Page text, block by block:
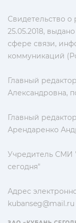
Свидетельство
25.05.2018,
сфере связи,
коммуникаций
Главный
Александровна,
Главный
Арендаренко
Учредитель СМИ
сегодня"
Адрес
kubanseg@mail.ru